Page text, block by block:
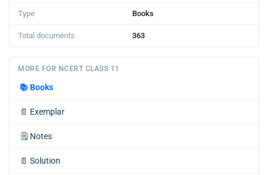
Type Books
Total documents 363
MORE FOR NCERT CLASS 11
📚Books
📄 Exemplar
🗒️ Notes
📄 Solution